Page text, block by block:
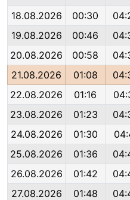
18.08.2026
00:30
19.08.2026
00:46
20.08.2026
00:58
21.08.2026
01:08
22.08.2026
01:16
23.08.2026
01:23
24.08.2026
01:30
25.08.2026
01:36
26.08.2026
01:42
27.08.2026
01:48